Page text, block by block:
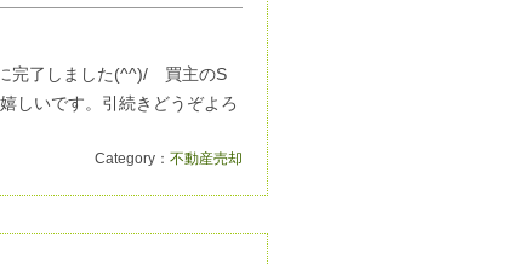
完了しました(^^)/ 買主のS
しいです。引続きどうぞよろ
Category： 不動産売却